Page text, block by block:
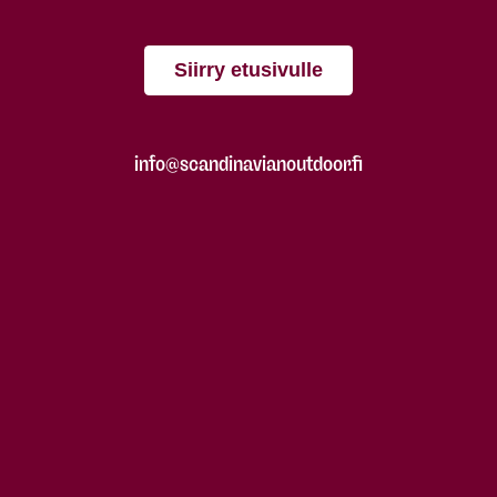
Siirry etusivulle
info@scandinavianoutdoor.fi